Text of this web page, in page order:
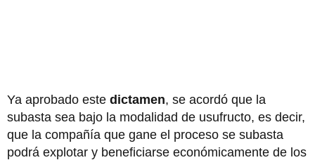
Ya aprobado este dictamen, se acordó que la
subasta sea bajo la modalidad de usufructo, es decir,
que la compañía que gane el proceso se subasta
podrá explotar y beneficiarse económicamente de los